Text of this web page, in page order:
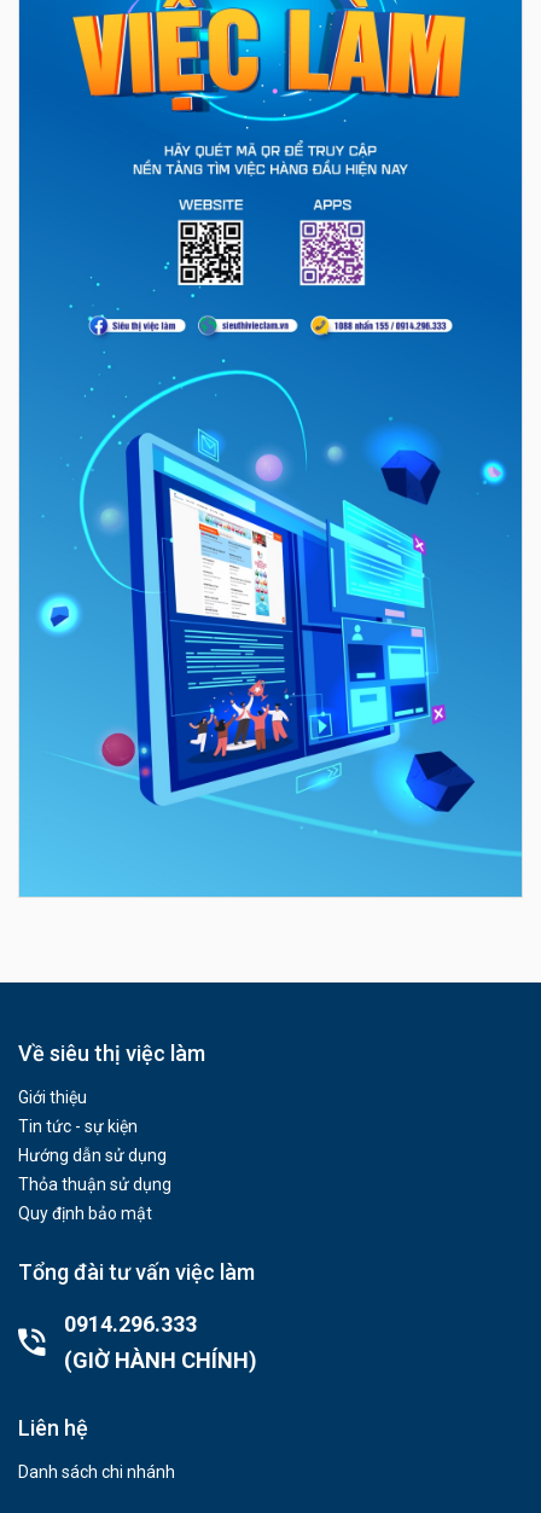
Về siêu thị việc làm
Giới thiệu
Tin tức - sự kiện
Hướng dẫn sử dụng
Thỏa thuận sử dụng
Quy định bảo mật
Tổng đài tư vấn việc làm
0914.296.333
(GIỜ HÀNH CHÍNH)
Liên hệ
Danh sách chi nhánh